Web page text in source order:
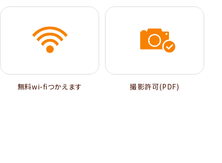
無料wi-ﬁつかえます 撮影許可(PDF)